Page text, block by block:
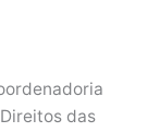
das